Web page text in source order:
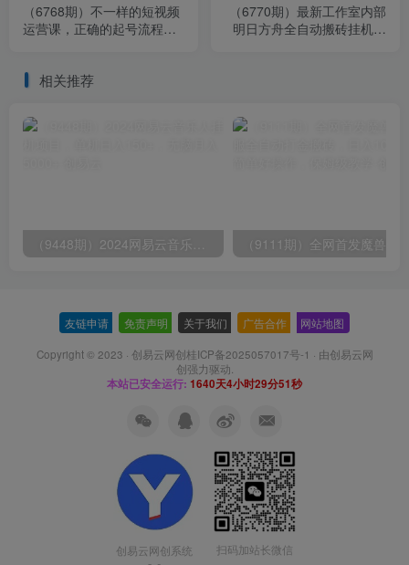
（6768期）不一样的短视频
运营课，正确的起号流程，
（6770期）最新工作室内部
明日方舟全自动搬砖挂机项
相关推荐
友链申请 免责声明 关于我们 广告合作 网站地图
Copyright © 2023 · 创易云网创桂ICP备2025057017号-1 · 由创易云网
创强力驱动.
本站已安全运行: 1640天4小时29分52秒
创易云网创系统
扫码加站长微信